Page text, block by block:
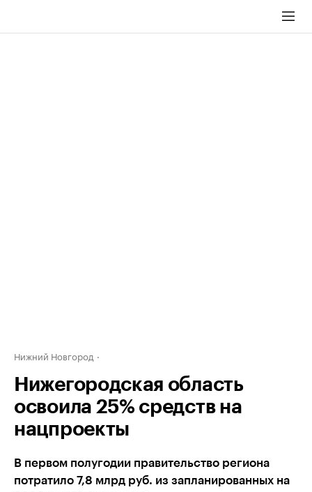
Нижний Новгород
Нижегородская область
освоила 25% средств на
нацпроекты
В первом полугодии правительство региона
потратило 7,8 млрд руб. из запланированных на